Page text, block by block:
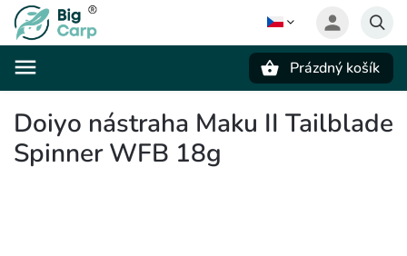
Prázdný košík
Doiyo nástraha Maku II Tailblade
Spinner WFB 18g